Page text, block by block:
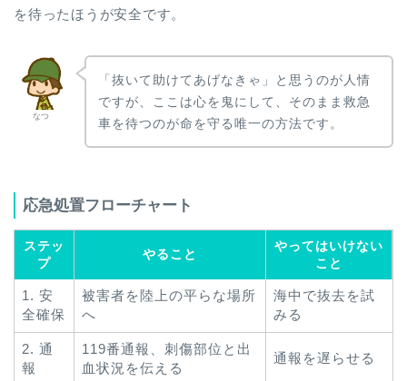
を待ったほうが安全です。
なつ
「抜いて助けてあげなきゃ」と思うのが人情
ですが、ここは心を鬼にして、そのまま救急
車を待つのが命を守る唯一の方法です。
応急処置フローチャート
ステッ
プ
やること
やってはいけない
こと
1. 安
全確保
被害者を陸上の平らな場所
へ
海中で抜去を試
みる
2. 通
報
119番通報、刺傷部位と出
血状況を伝える
通報を遅らせる